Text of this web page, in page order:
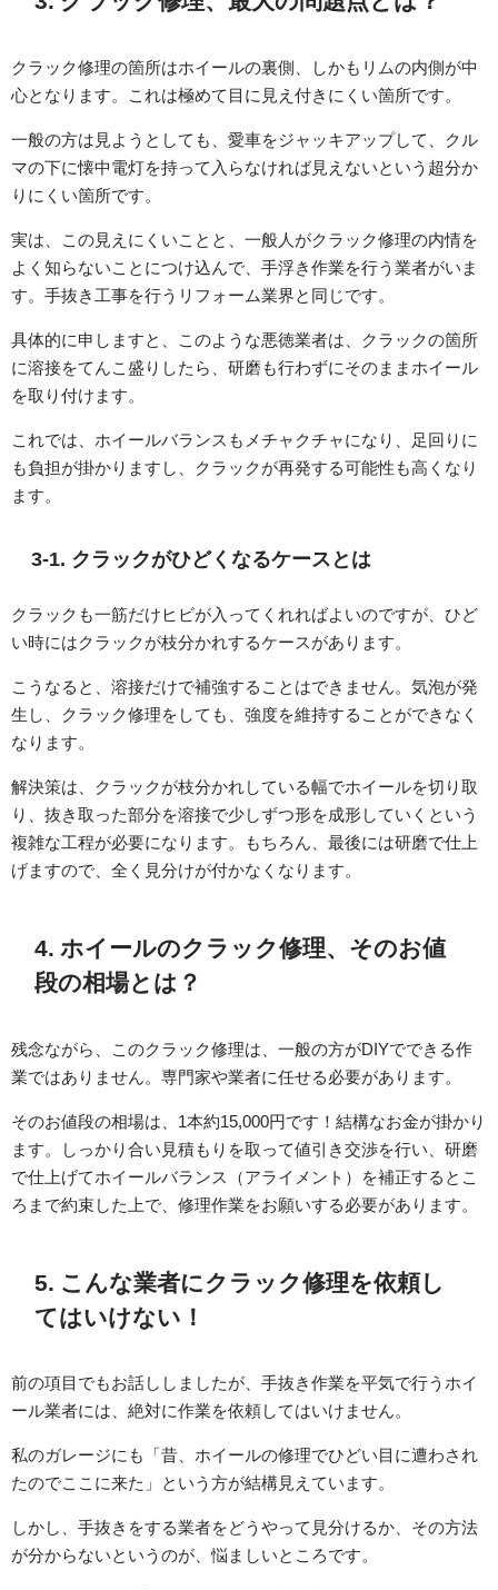
クラック修理の箇所はホイールの裏側、しかもリムの内側が中
心となります。これは極めて目に見え付きにくい箇所です。
一般の方は見ようとしても、愛車をジャッキアップして、クル
マの下に懐中電灯を持って入らなければ見えないという超分か
りにくい箇所です。
実は、この見えにくいことと、一般人がクラック修理の内情を
よく知らないことにつけ込んで、手浮き作業を行う業者がいま
す。手抜き工事を行うリフォーム業界と同じです。
具体的に申しますと、このような悪徳業者は、クラックの箇所
に溶接をてんこ盛りしたら、研磨も行わずにそのままホイール
を取り付けます。
これでは、ホイールバランスもメチャクチャになり、足回りに
も負担が掛かりますし、クラックが再発する可能性も高くなり
ます。
3-1. クラックがひどくなるケースとは
クラックも一筋だけヒビが入ってくれればよいのですが、ひど
い時にはクラックが枝分かれするケースがあります。
こうなると、溶接だけで補強することはできません。気泡が発
生し、クラック修理をしても、強度を維持することができなく
なります。
解決策は、クラックが枝分かれしている幅でホイールを切り取
り、抜き取った部分を溶接で少しずつ形を成形していくという
複雑な工程が必要になります。もちろん、最後には研磨で仕上
げますので、全く見分けが付かなくなります。
4. ホイールのクラック修理、そのお値
段の相場とは？
残念ながら、このクラック修理は、一般の方がDIYでできる作
業ではありません。専門家や業者に任せる必要があります。
そのお値段の相場は、1本約15,000円です！結構なお金が掛かり
ます。しっかり合い見積もりを取って値引き交渉を行い、研磨
で仕上げてホイールバランス（アライメント）を補正するとこ
ろまで約束した上で、修理作業をお願いする必要があります。
5. こんな業者にクラック修理を依頼し
てはいけない！
前の項目でもお話ししましたが、手抜き作業を平気で行うホイ
ール業者には、絶対に作業を依頼してはいけません。
私のガレージにも「昔、ホイールの修理でひどい目に遭わされ
たのでここに来た」という方が結構見えています。
しかし、手抜きをする業者をどうやって見分けるか、その方法
が分からないというのが、悩ましいところです。